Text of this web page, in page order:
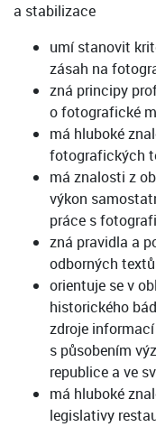
a stabilizace
umí stanovit
zásah na
zná principy
o fotografické
má hluboké
fotografických
má znalosti z
výkon
práce s
zná pravidla a
odborných
orientuje se v
historického
zdroje
s působením
republice a ve
má hluboké
legislativy